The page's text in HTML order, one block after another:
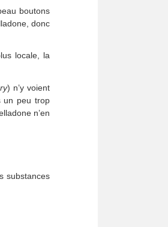
boutons
donc
locale, la
) n’y voient
un peu trop
n’en
substances